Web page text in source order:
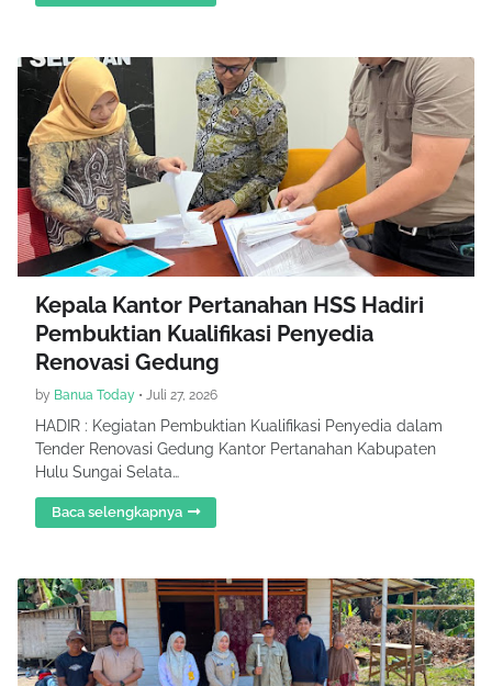
Kepala Kantor Pertanahan HSS Hadiri
Pembuktian Kualifikasi Penyedia
Renovasi Gedung
by Banua Today • Juli 27, 2026
HADIR : Kegiatan Pembuktian Kualifikasi Penyedia dalam
Tender Renovasi Gedung Kantor Pertanahan Kabupaten
Hulu Sungai Selata…
Baca selengkapnya